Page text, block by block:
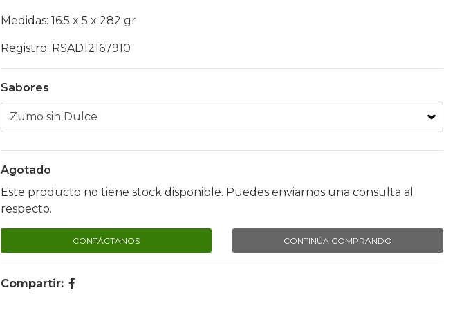
Medidas: 16.5 x 5 x 282 gr
Registro: RSAD12167910
Sabores
Agotado
Este producto no tiene stock disponible. Puedes enviarnos una consulta al
respecto.
CONTÁCTANOS CONTINÚA COMPRANDO
Compartir: